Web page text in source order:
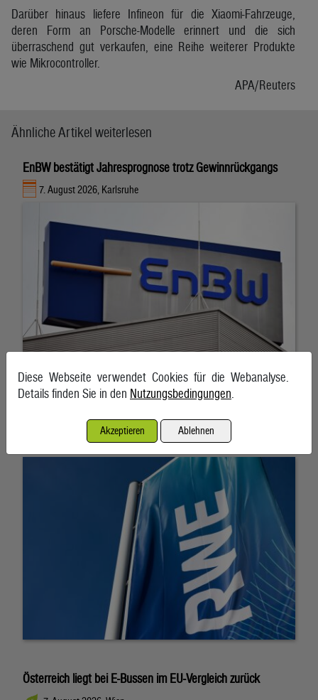
Darüber hinaus liefere Infineon für die Xiaomi-Fahrzeuge,
deren Form an Porsche-Modelle erinnert und die sich
überraschend gut verkaufen, eine Reihe weiterer Produkte
wie Mikrocontroller.
APA/Reuters
Ähnliche Artikel weiterlesen
EnBW bestätigt Jahresprognose trotz Gewinnrückgangs
7. August 2026, Karlsruhe
RWE gibt Milliarden-Pachtverträge für US-Windparks zurück
7. August 2026, Frankfurt am Main/Essen
Österreich liegt bei E-Bussen im EU-Vergleich zurück
Diese Webseite verwendet Cookies für die Webanalyse.
Details finden Sie in den Nutzungsbedingungen.
Akzeptieren Ablehnen